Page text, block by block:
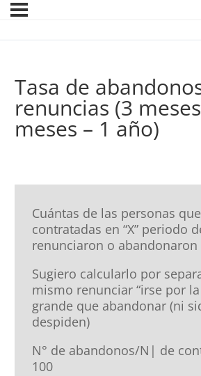
Tasa de
renuncias (3
meses – 1 año)
Cuántas de las personas
contratadas en “X” periodo
renunciaron o
Sugiero calcularlo por
mismo renunciar “irse por
grande que abandonar (ni
despiden)
N° de abandonos/N| de
100